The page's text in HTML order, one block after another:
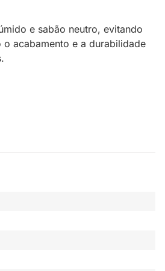
e sabão neutro, evitando
acabamento e a durabilidade